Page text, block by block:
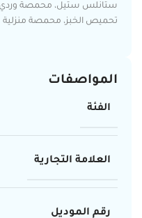
تحميص الخبز، محمصة منزلية
المواصفات
الفئة
العلامة التجارية
رقم الموديل